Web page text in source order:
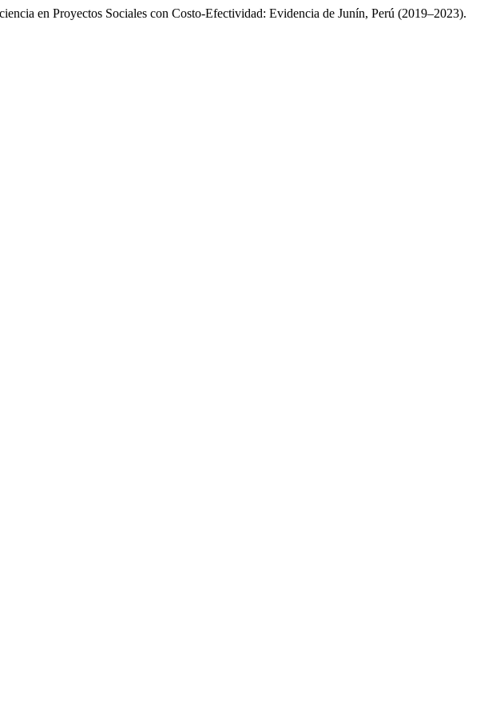
en Proyectos Sociales con Costo-Efectividad: Evidencia de Junín, Perú (2019–2023).